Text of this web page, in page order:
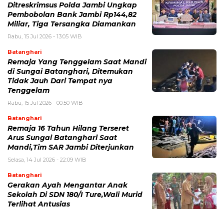
Ditreskrimsus Polda Jambi Ungkap
Pembobolan Bank Jambi Rp144,82
Miliar, Tiga Tersangka Diamankan
Rabu, 15 Jul 2026 - 13:05 WIB
Batanghari
Remaja Yang Tenggelam Saat Mandi
di Sungai Batanghari, Ditemukan
Tidak Jauh Dari Tempat nya
Tenggelam
Rabu, 15 Jul 2026 - 00:50 WIB
Batanghari
Remaja 16 Tahun Hilang Terseret
Arus Sungai Batanghari Saat
Mandi,Tim SAR Jambi Diterjunkan
Selasa, 14 Jul 2026 - 22:09 WIB
Batanghari
Gerakan Ayah Mengantar Anak
Sekolah Di SDN 180/I Ture,Wali Murid
Terlihat Antusias